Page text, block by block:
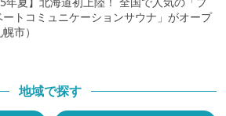
ートコミュニケーションサウナ」がオープ
市）
地域で探す